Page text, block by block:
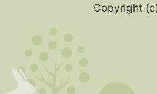
Copyright